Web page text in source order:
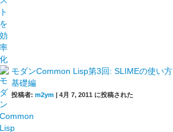
モダンCommon Lisp第3回: SLIMEの使い方
基礎編
投稿者:m2ym |4月 7, 2011 に投稿された